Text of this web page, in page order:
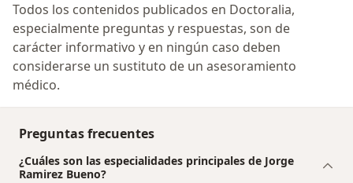
Todos los contenidos publicados en Doctoralia,
especialmente preguntas y respuestas, son de
carácter informativo y en ningún caso deben
considerarse un sustituto de un asesoramiento
médico.
Preguntas frecuentes
¿Cuáles son las especialidades principales de Jorge
Ramirez Bueno?